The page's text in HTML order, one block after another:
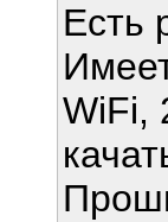
Есть
WiFi,